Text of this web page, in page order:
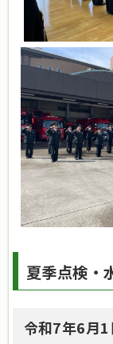
夏季点検・
令和7年6月1